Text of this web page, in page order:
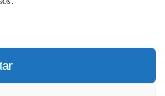
e dicas locais.